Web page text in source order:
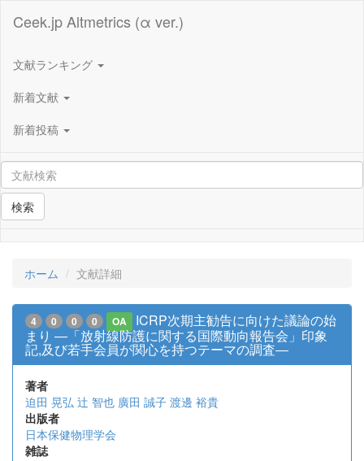
Ceek.jp Altmetrics (α ver.)
文献ランキング
新着文献
新着投稿
検索
ホーム 文献詳細
4 0 0 0 OA
ICRP次期主勧告に向けた議論の始
まり ―「放射線防護に関する国際動向報告会」印象
記,及び若手会員が関心を持つテーマの調査―
著者
迫田 晃弘 辻 智也 廣田 誠子 渡邊 裕貴
出版者
日本保健物理学会
雑誌